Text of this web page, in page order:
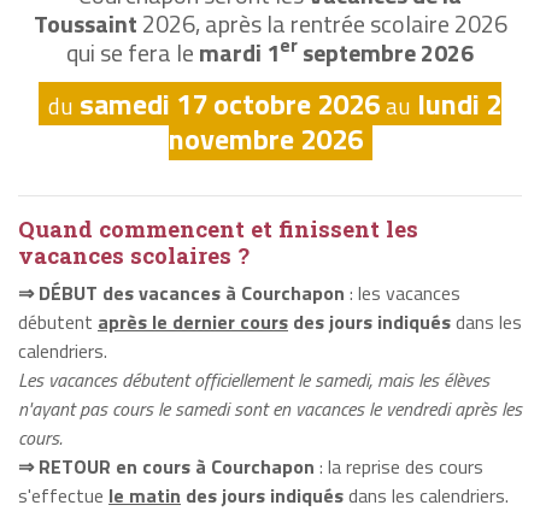
Toussaint2026, après la rentrée scolaire 2026
qui se fera lemardi 1er septembre 2026
du samedi 17 octobre 2026au lundi 2
novembre 2026
Quand commencent et finissent les
vacances scolaires ?
⇒ DÉBUT des vacances à Courchapon : les vacances
débutent après le dernier cours des jours indiquésdans les
calendriers.
Les vacances débutent officiellement le samedi, mais les élèves
n'ayant pas cours le samedi sont en vacances le vendredi après les
cours.
⇒ RETOUR en cours à Courchapon : la reprise des cours
s'effectue le matin des jours indiquésdans les calendriers.